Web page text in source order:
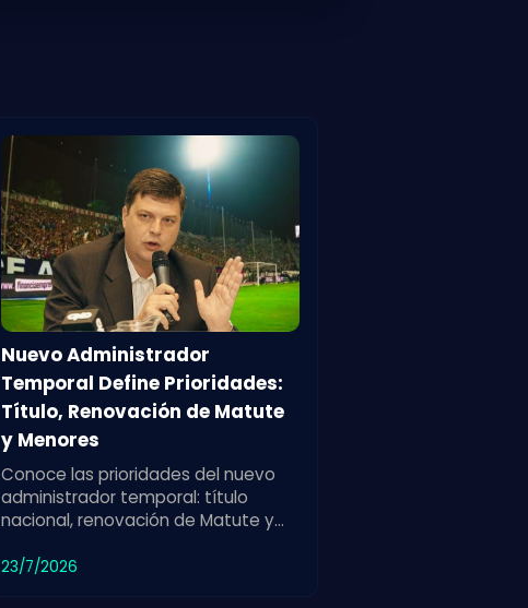
Nuevo Administrador
Temporal Define Prioridades:
Título, Renovación de Matute
y Menores
Conoce las prioridades del nuevo
administrador temporal: título
nacional, renovación de Matute y
menores para el club.
23/7/2026